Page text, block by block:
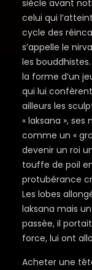
siècle avant
celui qui
cycle des
s’appelle le
les
la forme d’un
qui lui
ailleurs les
« laksana »,
comme un «
devenir un roi
touffe de poil
protubérance
Les lobes
laksana mais
passée, il
force, lui ont
Acheter une